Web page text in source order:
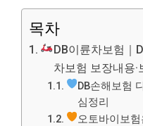
목차
DB이륜차보험｜
차보험 보장내용
DB손해보험
심정리
오토바이보